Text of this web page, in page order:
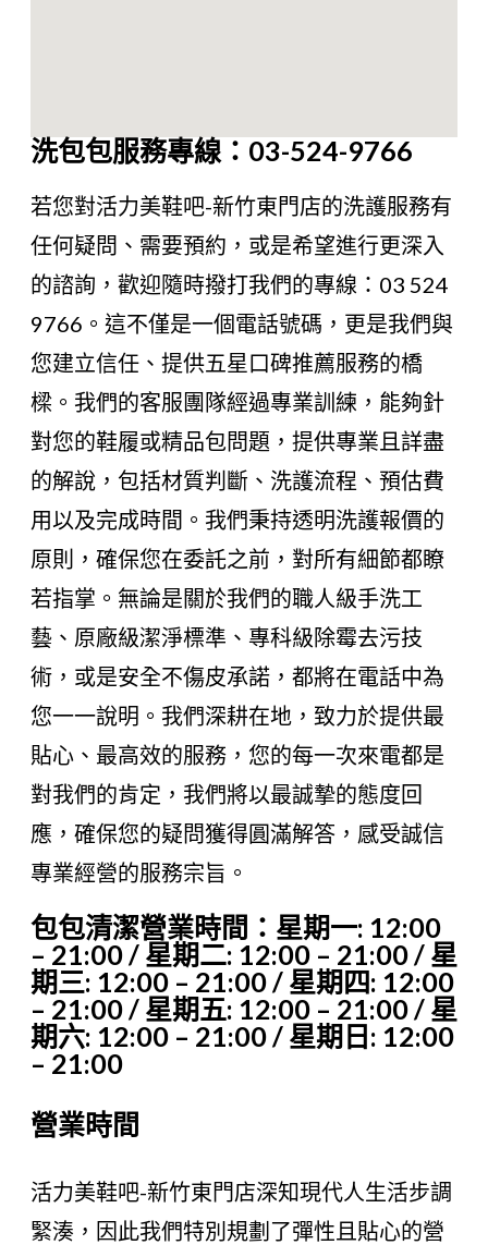
洗包包服務專線：03-524-9766
若您對活力美鞋吧-新竹東門店的洗護服務有
任何疑問、需要預約，或是希望進行更深入
的諮詢，歡迎隨時撥打我們的專線：03 524
9766。這不僅是一個電話號碼，更是我們與
您建立信任、提供五星口碑推薦服務的橋
樑。我們的客服團隊經過專業訓練，能夠針
對您的鞋履或精品包問題，提供專業且詳盡
的解說，包括材質判斷、洗護流程、預估費
用以及完成時間。我們秉持透明洗護報價的
原則，確保您在委託之前，對所有細節都瞭
若指掌。無論是關於我們的職人級手洗工
藝、原廠級潔淨標準、專科級除霉去污技
術，或是安全不傷皮承諾，都將在電話中為
您一一說明。我們深耕在地，致力於提供最
貼心、最高效的服務，您的每一次來電都是
對我們的肯定，我們將以最誠摯的態度回
應，確保您的疑問獲得圓滿解答，感受誠信
專業經營的服務宗旨。
包包清潔營業時間：星期一: 12:00
– 21:00 / 星期二: 12:00 – 21:00 / 星
期三: 12:00 – 21:00 / 星期四: 12:00
– 21:00 / 星期五: 12:00 – 21:00 / 星
期六: 12:00 – 21:00 / 星期日: 12:00
– 21:00
營業時間
活力美鞋吧-新竹東門店深知現代人生活步調
緊湊，因此我們特別規劃了彈性且貼心的營